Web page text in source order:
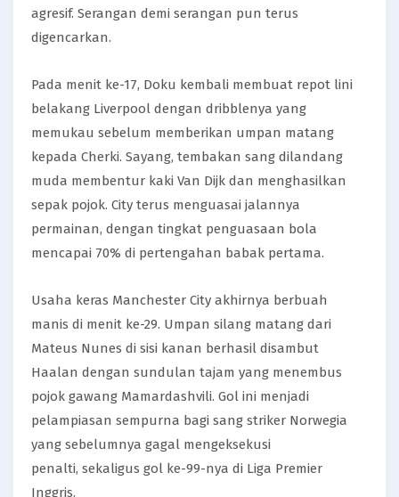
agresif. Serangan demi serangan pun terus
digencarkan.
Pada menit ke-17, Doku kembali membuat repot lini
belakang Liverpool dengan dribblenya yang
memukau sebelum memberikan umpan matang
kepada Cherki. Sayang, tembakan sang dilandang
muda membentur kaki Van Dijk dan menghasilkan
sepak pojok. City terus menguasai jalannya
permainan, dengan tingkat penguasaan bola
mencapai 70% di pertengahan babak pertama.
Usaha keras Manchester City akhirnya berbuah
manis di menit ke-29. Umpan silang matang dari
Mateus Nunes di sisi kanan berhasil disambut
Haalan dengan sundulan tajam yang menembus
pojok gawang Mamardashvili. Gol ini menjadi
pelampiasan sempurna bagi sang striker Norwegia
yang sebelumnya gagal mengeksekusi
penalti, sekaligus gol ke-99-nya di Liga Premier
Inggris.